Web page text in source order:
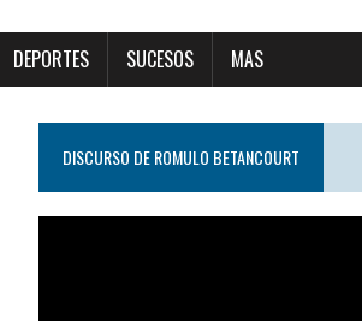
DEPORTES SUCESOS MAS
DISCURSO DE ROMULO BETANCOURT